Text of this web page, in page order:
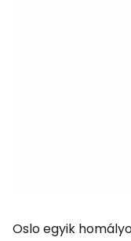
Oslo egyik